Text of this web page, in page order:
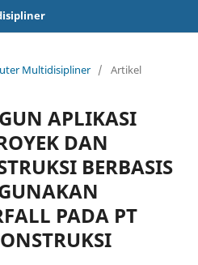
Multidisipliner / Artikel
APLIKASI
DAN
BERBASIS
PADA PT